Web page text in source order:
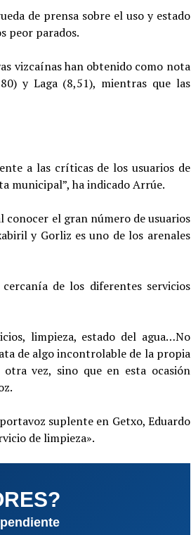
de prensa sobre el uso y estado
peor parados.
vizcaínas han obtenido como nota
y Laga (8,51), mientras que las
a las críticas de los usuarios de
municipal”, ha indicado Arrúe.
conocer el gran número de usuarios
y Gorliz es uno de los arenales
de los diferentes servicios
limpieza, estado del agua…No
de algo incontrolable de la propia
vez, sino que en esta ocasión
suplente en Getxo, Eduardo
de limpieza».